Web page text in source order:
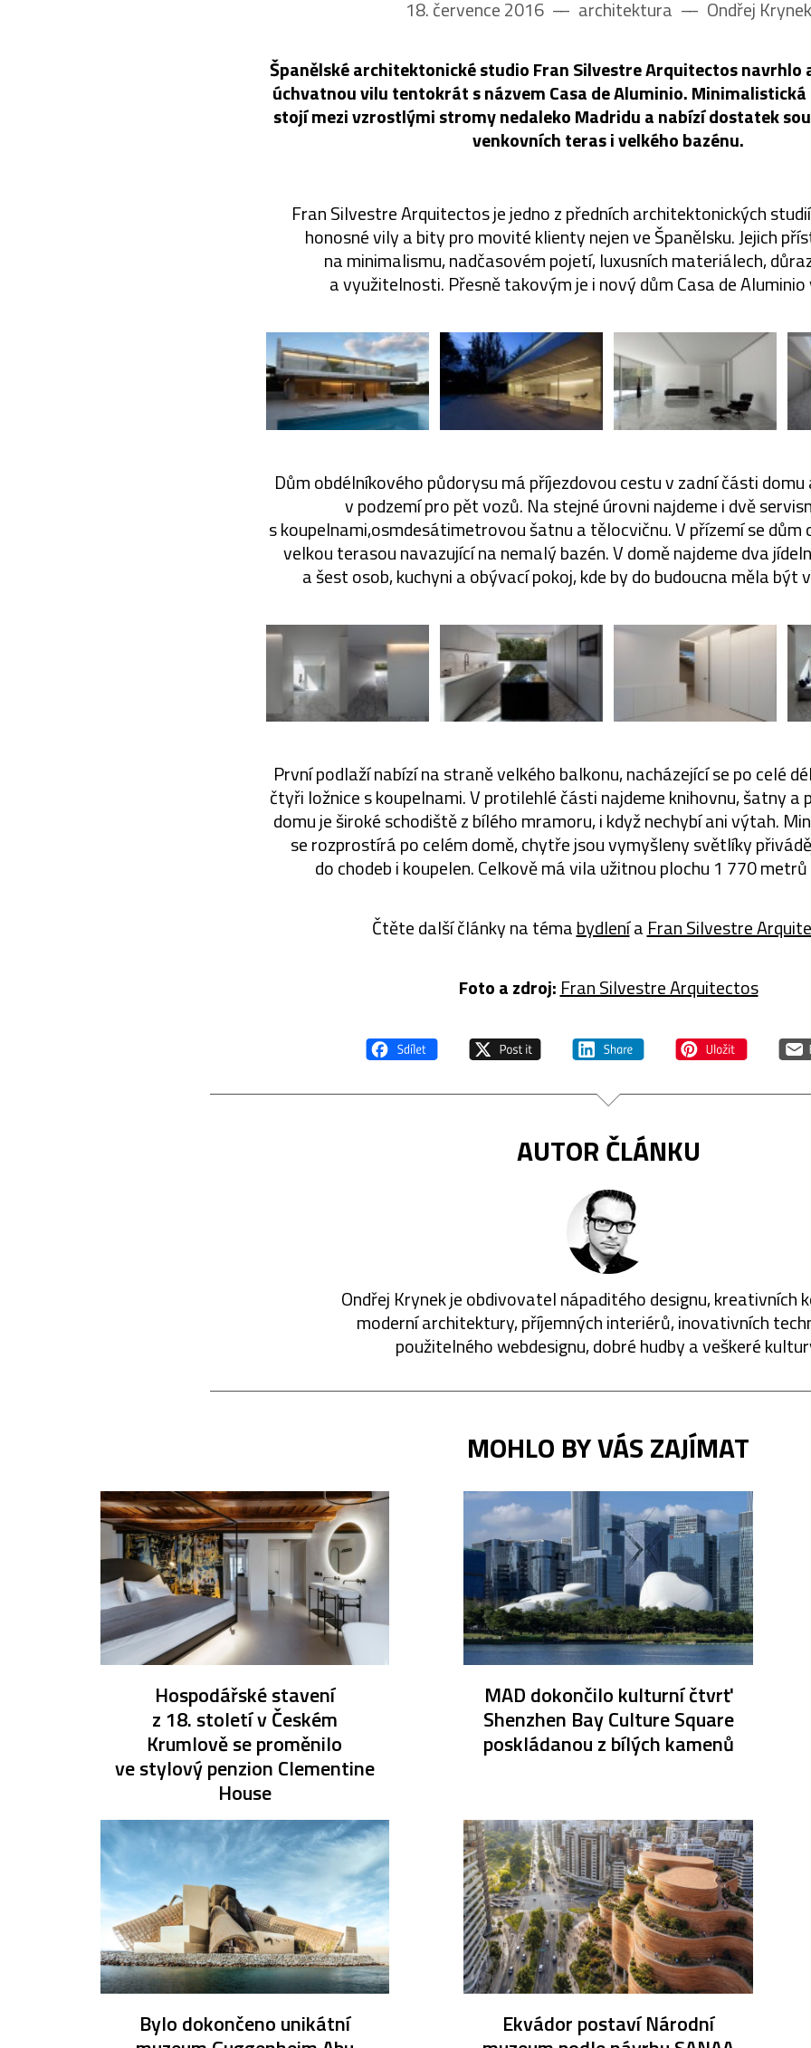
18. července 2016 –– architektura –– Ondřej Krynek
Španělské architektonické studio Fran Silvestre Arquitectos navrhlo
úchvatnou vilu tentokrát s názvem Casa de Aluminio.
stojí mezi vzrostlými stromy nedaleko Madridu a nabízí dostatek
venkovních teras i velkého bazénu.
Fran Silvestre Arquitectos je jedno z předních architektonických
honosné vily a bity pro movité klienty nejen ve Španělsku. Jejich
na minimalismu, nadčasovém pojetí, luxusních materiálech,
a využitelnosti. Přesně takovým je i nový dům Casa de
Dům obdélníkového půdorysu má příjezdovou cestu v zadní části
v podzemí pro pět vozů. Na stejné úrovni najdeme i dvě
s koupelnami,osmdesátimetrovou šatnu a tělocvičnu. V přízemí se
velkou terasou navazující na nemalý bazén. V domě najdeme dva
a šest osob, kuchyni a obývací pokoj, kde by do budoucna měla být
První podlaží nabízí na straně velkého balkonu, nacházející se po celé
čtyři ložnice s koupelnami. V protilehlé části najdeme knihovnu, šatny a
domu je široké schodiště z bílého mramoru, i když nechybí ani výtah.
se rozprostírá po celém domě, chytře jsou vymyšleny světlíky
do chodeb i koupelen. Celkově má vila užitnou plochu 1 770
Čtěte další články na témabydleníaFran Silvestre
Foto a zdroj:Fran Silvestre Arquitectos
AUTOR ČLÁNKU
Ondřej Krynek je obdivovatel nápaditého designu, kreativních
moderní architektury, příjemných interiérů, inovativních
použitelného webdesignu, dobré hudby a veškeré
MOHLO BY VÁS ZAJÍMAT
Hospodářské stavení
z 18. století v Českém
Krumlově se proměnilo
ve stylový penzion Clementine
House
MAD dokončilo kulturní čtvrť
Shenzhen Bay Culture Square
poskládanou z bílých kamenů
Bylo dokončeno unikátní Ekvádor postaví Národní